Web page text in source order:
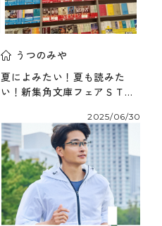
うつのみや
夏によみたい！夏も読みた
い！新集角文庫フェアＳＴＡ
2025/06/30